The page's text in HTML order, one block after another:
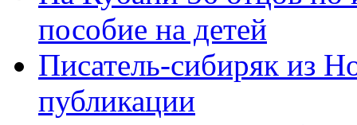
пособие на детей
Писатель-сибиряк из
публикации